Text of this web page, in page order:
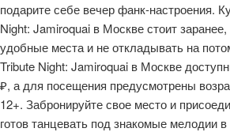
подарите себе вечер фанк-настроения.
Night: Jamiroquai в Москве стоит
удобные места и не откладывать на
Tribute Night: Jamiroquai в Москве
₽, а для посещения предусмотрены
12+. Забронируйте свое место и
готов танцевать под знакомые мелодии